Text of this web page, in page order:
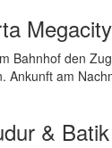
Bahnhof den
Ankunft am
& Batik